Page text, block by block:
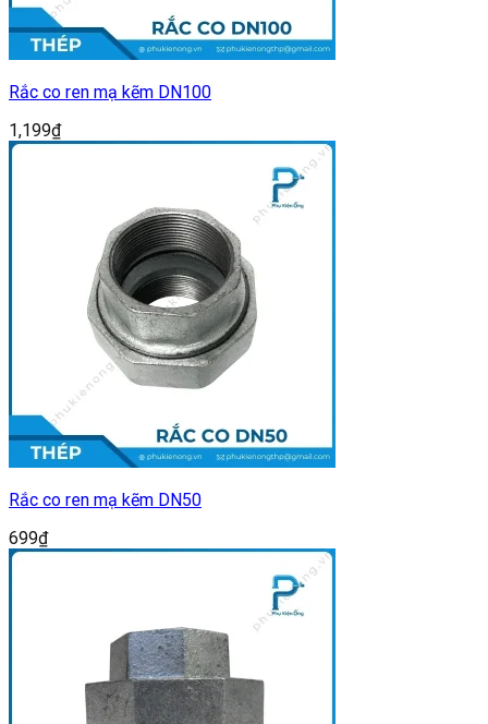
Rắc co ren mạ kẽm DN100
1,199₫
Rắc co ren mạ kẽm DN50
699₫